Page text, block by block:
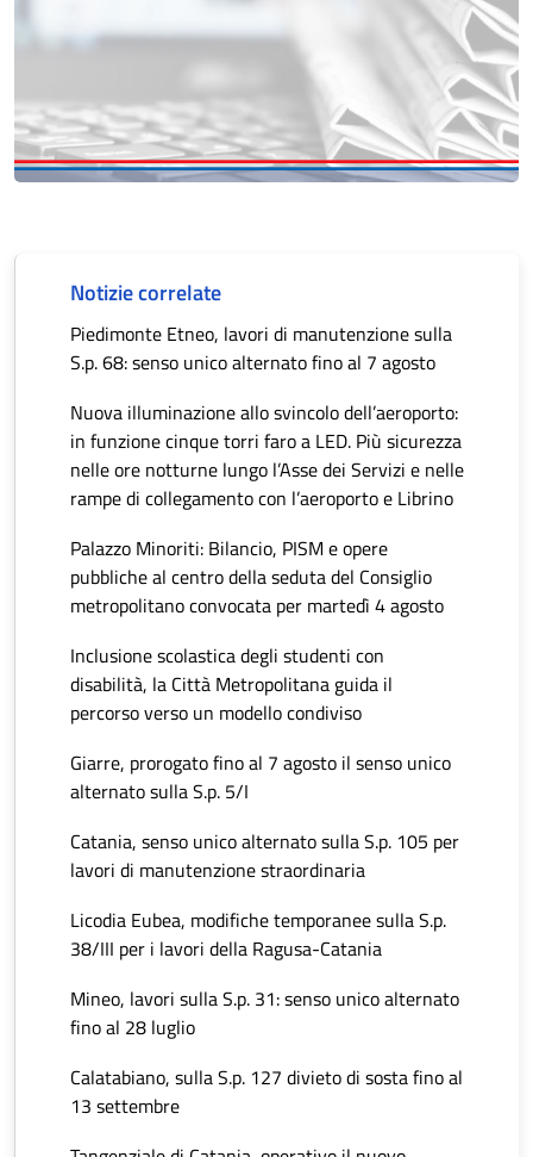
Notizie correlate
Piedimonte Etneo, lavori di manutenzione sulla
S.p. 68: senso unico alternato fino al 7 agosto
Nuova illuminazione allo svincolo dell’aeroporto:
in funzione cinque torri faro a LED. Più sicurezza
nelle ore notturne lungo l’Asse dei Servizi e nelle
rampe di collegamento con l’aeroporto e Librino
Palazzo Minoriti: Bilancio, PISM e opere
pubbliche al centro della seduta del Consiglio
metropolitano convocata per martedì 4 agosto
Inclusione scolastica degli studenti con
disabilità, la Città Metropolitana guida il
percorso verso un modello condiviso
Giarre, prorogato fino al 7 agosto il senso unico
alternato sulla S.p. 5/I
Catania, senso unico alternato sulla S.p. 105 per
lavori di manutenzione straordinaria
Licodia Eubea, modifiche temporanee sulla S.p.
38/III per i lavori della Ragusa-Catania
Mineo, lavori sulla S.p. 31: senso unico alternato
fino al 28 luglio
Calatabiano, sulla S.p. 127 divieto di sosta fino al
13 settembre